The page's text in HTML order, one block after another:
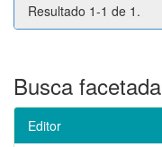
Resultado 1-1 de 1.
Busca facetada
Editor